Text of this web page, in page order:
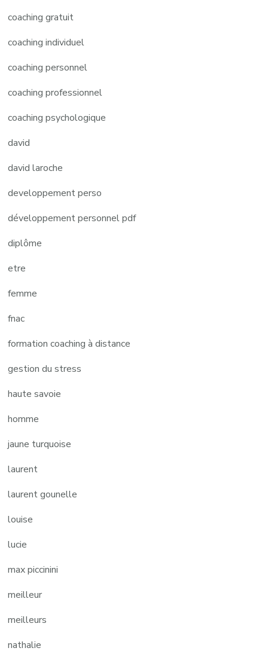
coaching gratuit
coaching individuel
coaching personnel
coaching professionnel
coaching psychologique
david
david laroche
developpement perso
développement personnel pdf
diplôme
etre
femme
fnac
formation coaching à distance
gestion du stress
haute savoie
homme
jaune turquoise
laurent
laurent gounelle
louise
lucie
max piccinini
meilleur
meilleurs
nathalie